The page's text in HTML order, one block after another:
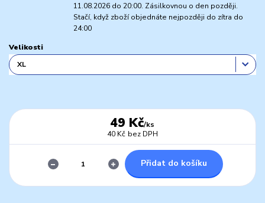
11.08.2026 do 20:00. Zásilkovnou o den později.
Stačí, když zboží objednáte nejpozději do zítra do
24:00
Velikosti
49 Kč/ks
40 Kč bez DPH
Přidat do košíku